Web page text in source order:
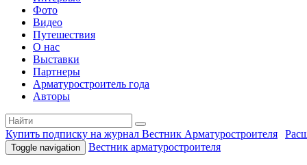
Фото
Видео
Путешествия
О нас
Выставки
Партнеры
Арматуростроитель года
Авторы
Купить подписку на журнал Вестник Арматуростроителя
Toggle navigation Вестник арматуростроителя